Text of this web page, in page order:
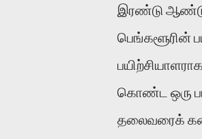
இரண்டு
பெங்களூரின்
கொண்ட ஒரு
தலைவரைக்